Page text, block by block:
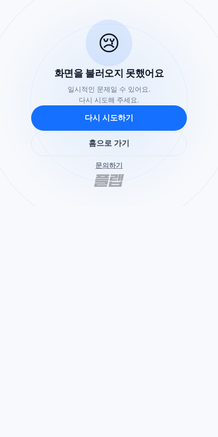
😢
화면을 불러오지 못했어요
일시적인 문제일 수 있어요.
다시 시도해 주세요.
다시 시도하기
홈으로 가기
문의하기